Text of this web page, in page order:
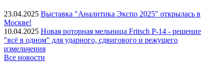
23.04.2025 Выставка "Аналитика Экспо 2025" открылась в
Москве!
10.04.2025 Новая роторная мельница Fritsch P-14 - решение
"всё в одном" для ударного, сдвигового и режущего
измельчения
Все новости